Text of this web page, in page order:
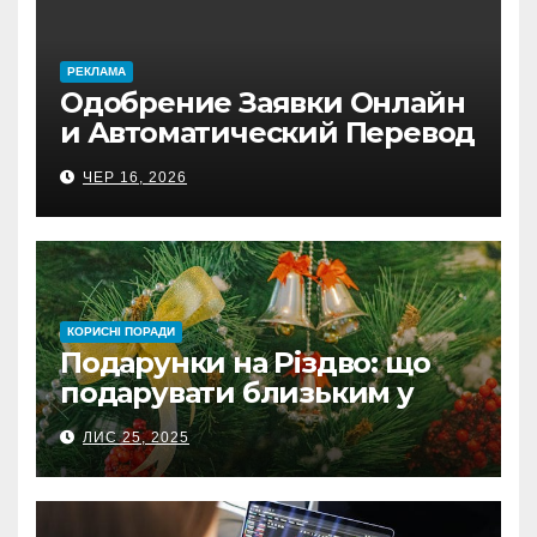
PЕКЛАМА
Одобрение Заявки Онлайн
и Автоматический Перевод
на Банковский Счёт.
Проверь
ЧЕР 16, 2026
КОРИСНІ ПОРАДИ
Подарунки на Різдво: що
подарувати близьким у
Польщі
ЛИС 25, 2025